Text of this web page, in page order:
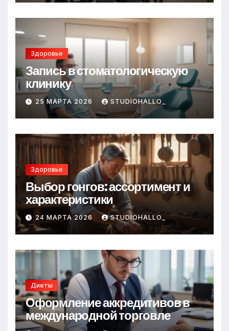
Здоровье
Запись в стоматологическую
клинику
25 МАРТА 2026 STUDIOHALLO_
Здоровье
Выбор гонгов: ассортимент и
характеристики
24 МАРТА 2026 STUDIOHALLO_
Диеты
Оформление аккредитивов в
международной торговле